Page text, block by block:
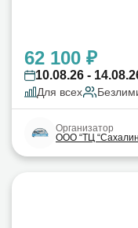
62 100 ₽
10.08.26 -
Для всех
Организатор
ООО “ТЦ